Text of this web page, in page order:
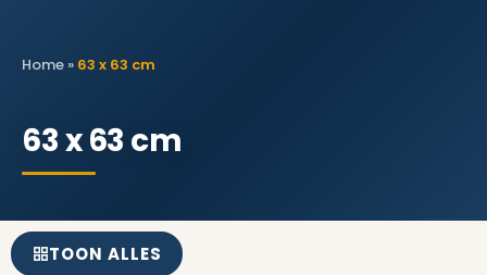
Home » 63 x 63 cm
63 x 63 cm
TOON ALLES